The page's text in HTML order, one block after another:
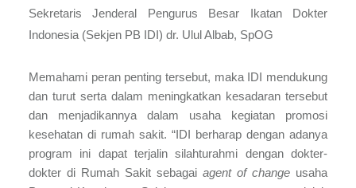
Sekretaris Jenderal Pengurus Besar Ikatan Dokter
Indonesia (Sekjen PB IDI) dr. Ulul Albab, SpOG
Memahami peran penting tersebut, maka IDI mendukung
dan turut serta dalam meningkatkan kesadaran tersebut
dan menjadikannya dalam usaha kegiatan promosi
kesehatan di rumah sakit. “IDI berharap dengan adanya
program ini dapat terjalin silahturahmi dengan dokter-
dokter di Rumah Sakit sebagai agent of change usaha